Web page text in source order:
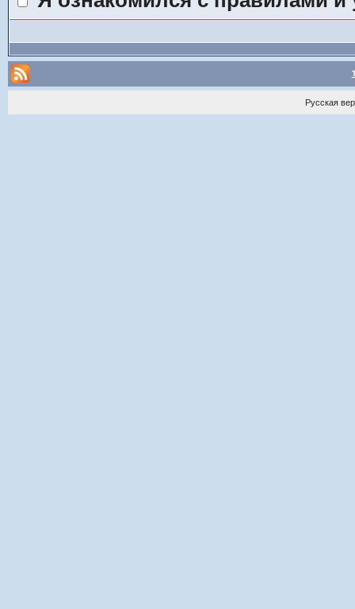
Русская